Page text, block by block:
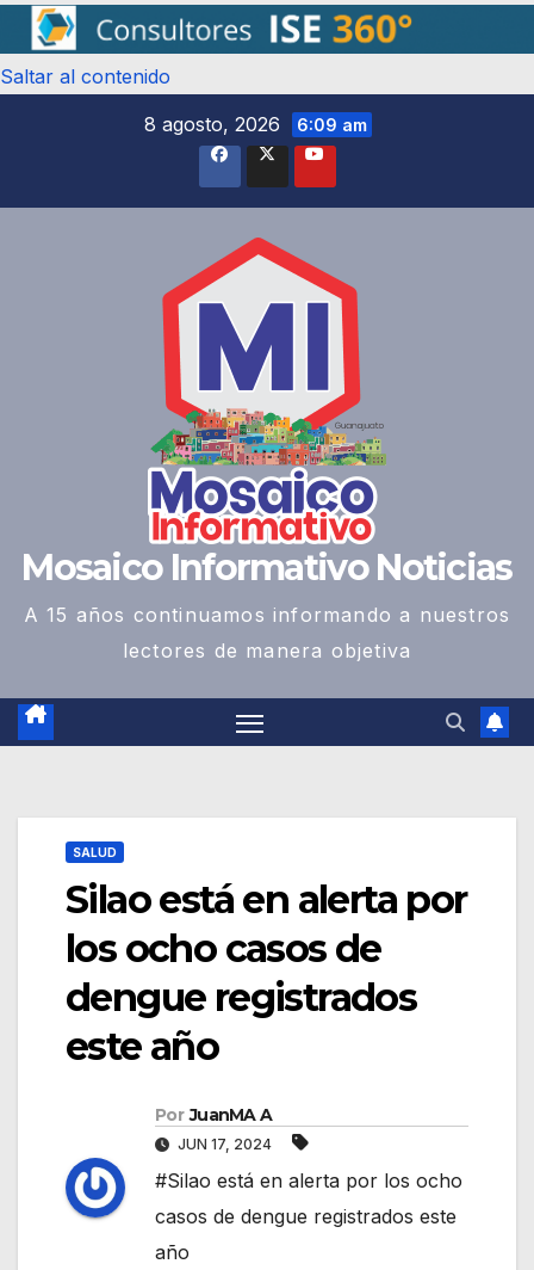
Saltar al contenido
8 agosto, 2026
6:09 am
Mosaico Informativo Noticias
A 15 años continuamos informando a nuestros
lectores de manera objetiva
SALUD
Silao está en alerta por
los ocho casos de
dengue registrados
este año
Por JuanMA A
JUN 17, 2024
#Silao está en alerta por los ocho
casos de dengue registrados este
año